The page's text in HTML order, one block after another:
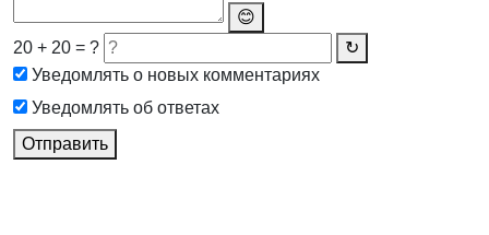
😊
20 + 20 = ?
↻
Уведомлять о новых комментариях
Уведомлять об ответах
Отправить